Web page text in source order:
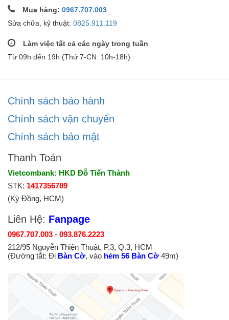
Mua hàng: 0967.707.003
Sửa chữa, kỹ thuật: 0825.911.119
Làm việc tất cả các ngày trong tuần
Từ 09h đến 19h (Thứ 7-CN: 10h-18h)
Chính sách bảo hành
Chính sách vận chuyển
Chính sách bảo mật
Thanh Toán
Vietcombank: HKD Đỗ Tiến Thành
STK: 1417356789
(Kỳ Đồng, HCM)
Liên Hệ: Fanpage
0967.707.003 - 093.876.2223
212/95 Nguyễn Thiện Thuật, P.3, Q.3, HCM
(Đường tắt: Đi Bàn Cờ, vào hẻm 56 Bàn Cờ 49m)